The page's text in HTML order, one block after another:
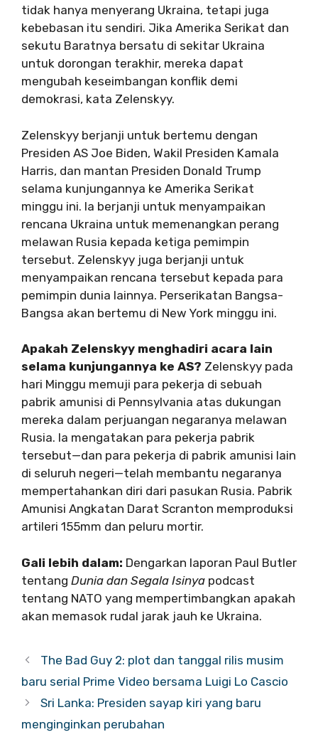
tidak hanya menyerang Ukraina, tetapi juga
kebebasan itu sendiri. Jika Amerika Serikat dan
sekutu Baratnya bersatu di sekitar Ukraina
untuk dorongan terakhir, mereka dapat
mengubah keseimbangan konflik demi
demokrasi, kata Zelenskyy.
Zelenskyy berjanji untuk bertemu dengan
Presiden AS Joe Biden, Wakil Presiden Kamala
Harris, dan mantan Presiden Donald Trump
selama kunjungannya ke Amerika Serikat
minggu ini. Ia berjanji untuk menyampaikan
rencana Ukraina untuk memenangkan perang
melawan Rusia kepada ketiga pemimpin
tersebut. Zelenskyy juga berjanji untuk
menyampaikan rencana tersebut kepada para
pemimpin dunia lainnya. Perserikatan Bangsa-
Bangsa akan bertemu di New York minggu ini.
Apakah Zelenskyy menghadiri acara lain
selama kunjungannya ke AS? Zelenskyy pada
hari Minggu memuji para pekerja di sebuah
pabrik amunisi di Pennsylvania atas dukungan
mereka dalam perjuangan negaranya melawan
Rusia. Ia mengatakan para pekerja pabrik
tersebut—dan para pekerja di pabrik amunisi lain
di seluruh negeri—telah membantu negaranya
mempertahankan diri dari pasukan Rusia. Pabrik
Amunisi Angkatan Darat Scranton memproduksi
artileri 155mm dan peluru mortir.
Gali lebih dalam: Dengarkan laporan Paul Butler
tentang Dunia dan Segala Isinya podcast
tentang NATO yang mempertimbangkan apakah
akan memasok rudal jarak jauh ke Ukraina.
The Bad Guy 2: plot dan tanggal rilis musim
baru serial Prime Video bersama Luigi Lo Cascio
Sri Lanka: Presiden sayap kiri yang baru
menginginkan perubahan